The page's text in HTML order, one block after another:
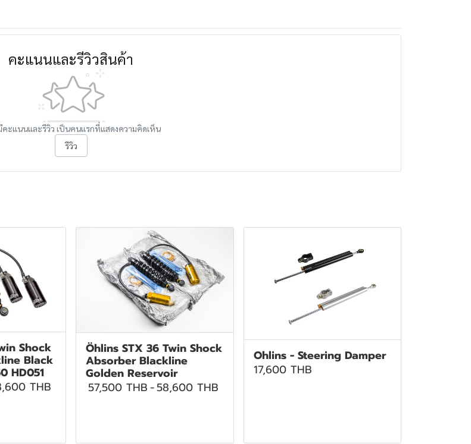
คะแนนและรีวิวสินค้า
คะแนนและรีวิว เป็นคนแรกที่แสดงความคิดเห็น
รีวิว
Shock
Black
HD051
THB
Öhlins STX 36 Twin Shock
Absorber Blackline
Golden Reservoir
57,500 THB-58,600 THB
Ohlins - Steering Damper
17,600 THB